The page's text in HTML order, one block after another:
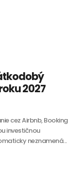
2027
cez Airbnb, Booking
investičnou
neznamená...